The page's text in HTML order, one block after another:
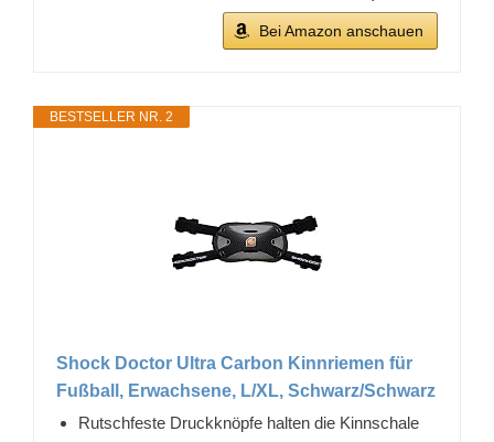
Bei Amazon anschauen
BESTSELLER NR. 2
Shock Doctor Ultra Carbon Kinnriemen für
Fußball, Erwachsene, L/XL, Schwarz/Schwarz
Rutschfeste Druckknöpfe halten die Kinnschale